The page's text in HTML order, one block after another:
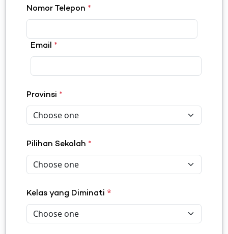
Nomor Telepon *
Email *
Provinsi *
Pilihan Sekolah *
Kelas yang Diminati *